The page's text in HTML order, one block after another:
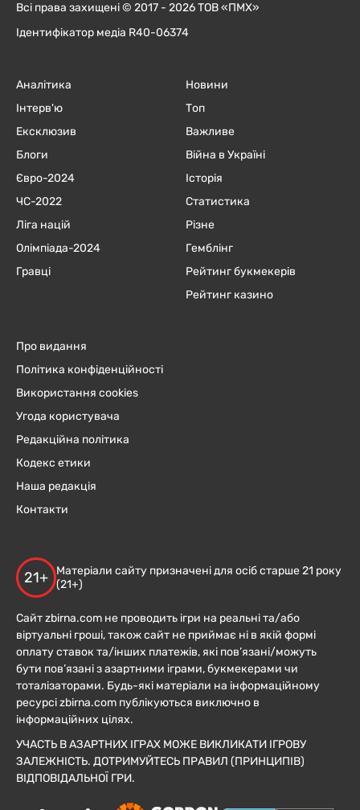
Всі права захищені © 2017 - 2026 ТОВ «ПМХ»
Ідентифікатор медіа R40-06374
Аналітика
Інтерв'ю
Ексклюзив
Блоги
Євро-2024
ЧC-2022
Ліга націй
Олімпіада-2024
Гравці
Новини
Топ
Важливе
Війна в Україні
Історія
Статистика
Різне
Гемблінг
Рейтинг букмекерів
Рейтинг казино
Про видання
Політика конфіденційності
Використання cookies
Угода користувача
Редакційна політика
Кодекс етики
Наша редакція
Контакти
21+
Матеріали сайту призначені для осіб старше 21 року
(21+)
Сайт zbirna.com не проводить ігри на реальні та/або
віртуальні гроші, також сайт не приймає ні в якій формі
оплату ставок та/інших платежів, які пов’язані/можуть
бути пов’язані з азартними іграми, букмекерами чи
тоталізаторами. Будь-які матеріали на інформаційному
ресурсі zbirna.com публікуються виключно в
інформаційних цілях.
УЧАСТЬ В АЗАРТНИХ ІГРАХ МОЖЕ ВИКЛИКАТИ ІГРОВУ
ЗАЛЕЖНІСТЬ. ДОТРИМУЙТЕСЬ ПРАВИЛ (ПРИНЦИПІВ)
ВІДПОВІДАЛЬНОЇ ГРИ.